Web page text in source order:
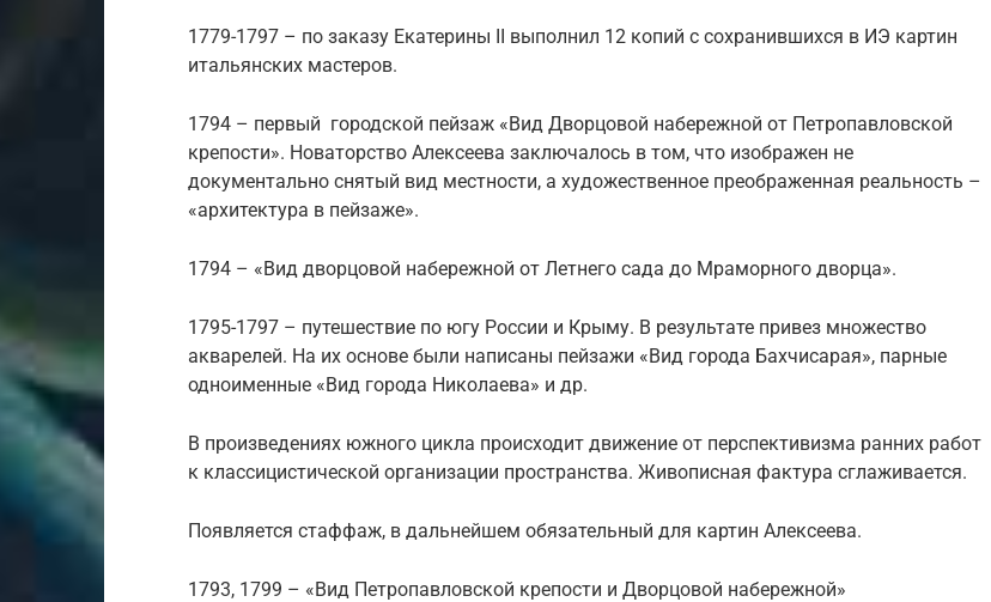
1779-1797 – по заказу Екатерины II выполнил 12 копий с сохранившихся в ИЭ картин
итальянских мастеров.
1794 – первый городской пейзаж «Вид Дворцовой набережной от Петропавловской
крепости». Новаторство Алексеева заключалось в том, что изображен не
документально снятый вид местности, а художественное преображенная реальность –
«архитектура в пейзаже».
1794 – «Вид дворцовой набережной от Летнего сада до Мраморного дворца».
1795-1797 – путешествие по югу России и Крыму. В результате привез множество
акварелей. На их основе были написаны пейзажи «Вид города Бахчисарая», парные
одноименные «Вид города Николаева» и др.
В произведениях южного цикла происходит движение от перспективизма ранних работ
к классицистической организации пространства. Живописная фактура сглаживается.
Появляется стаффаж, в дальнейшем обязательный для картин Алексеева.
1793, 1799 – «Вид Петропавловской крепости и Дворцовой набережной»